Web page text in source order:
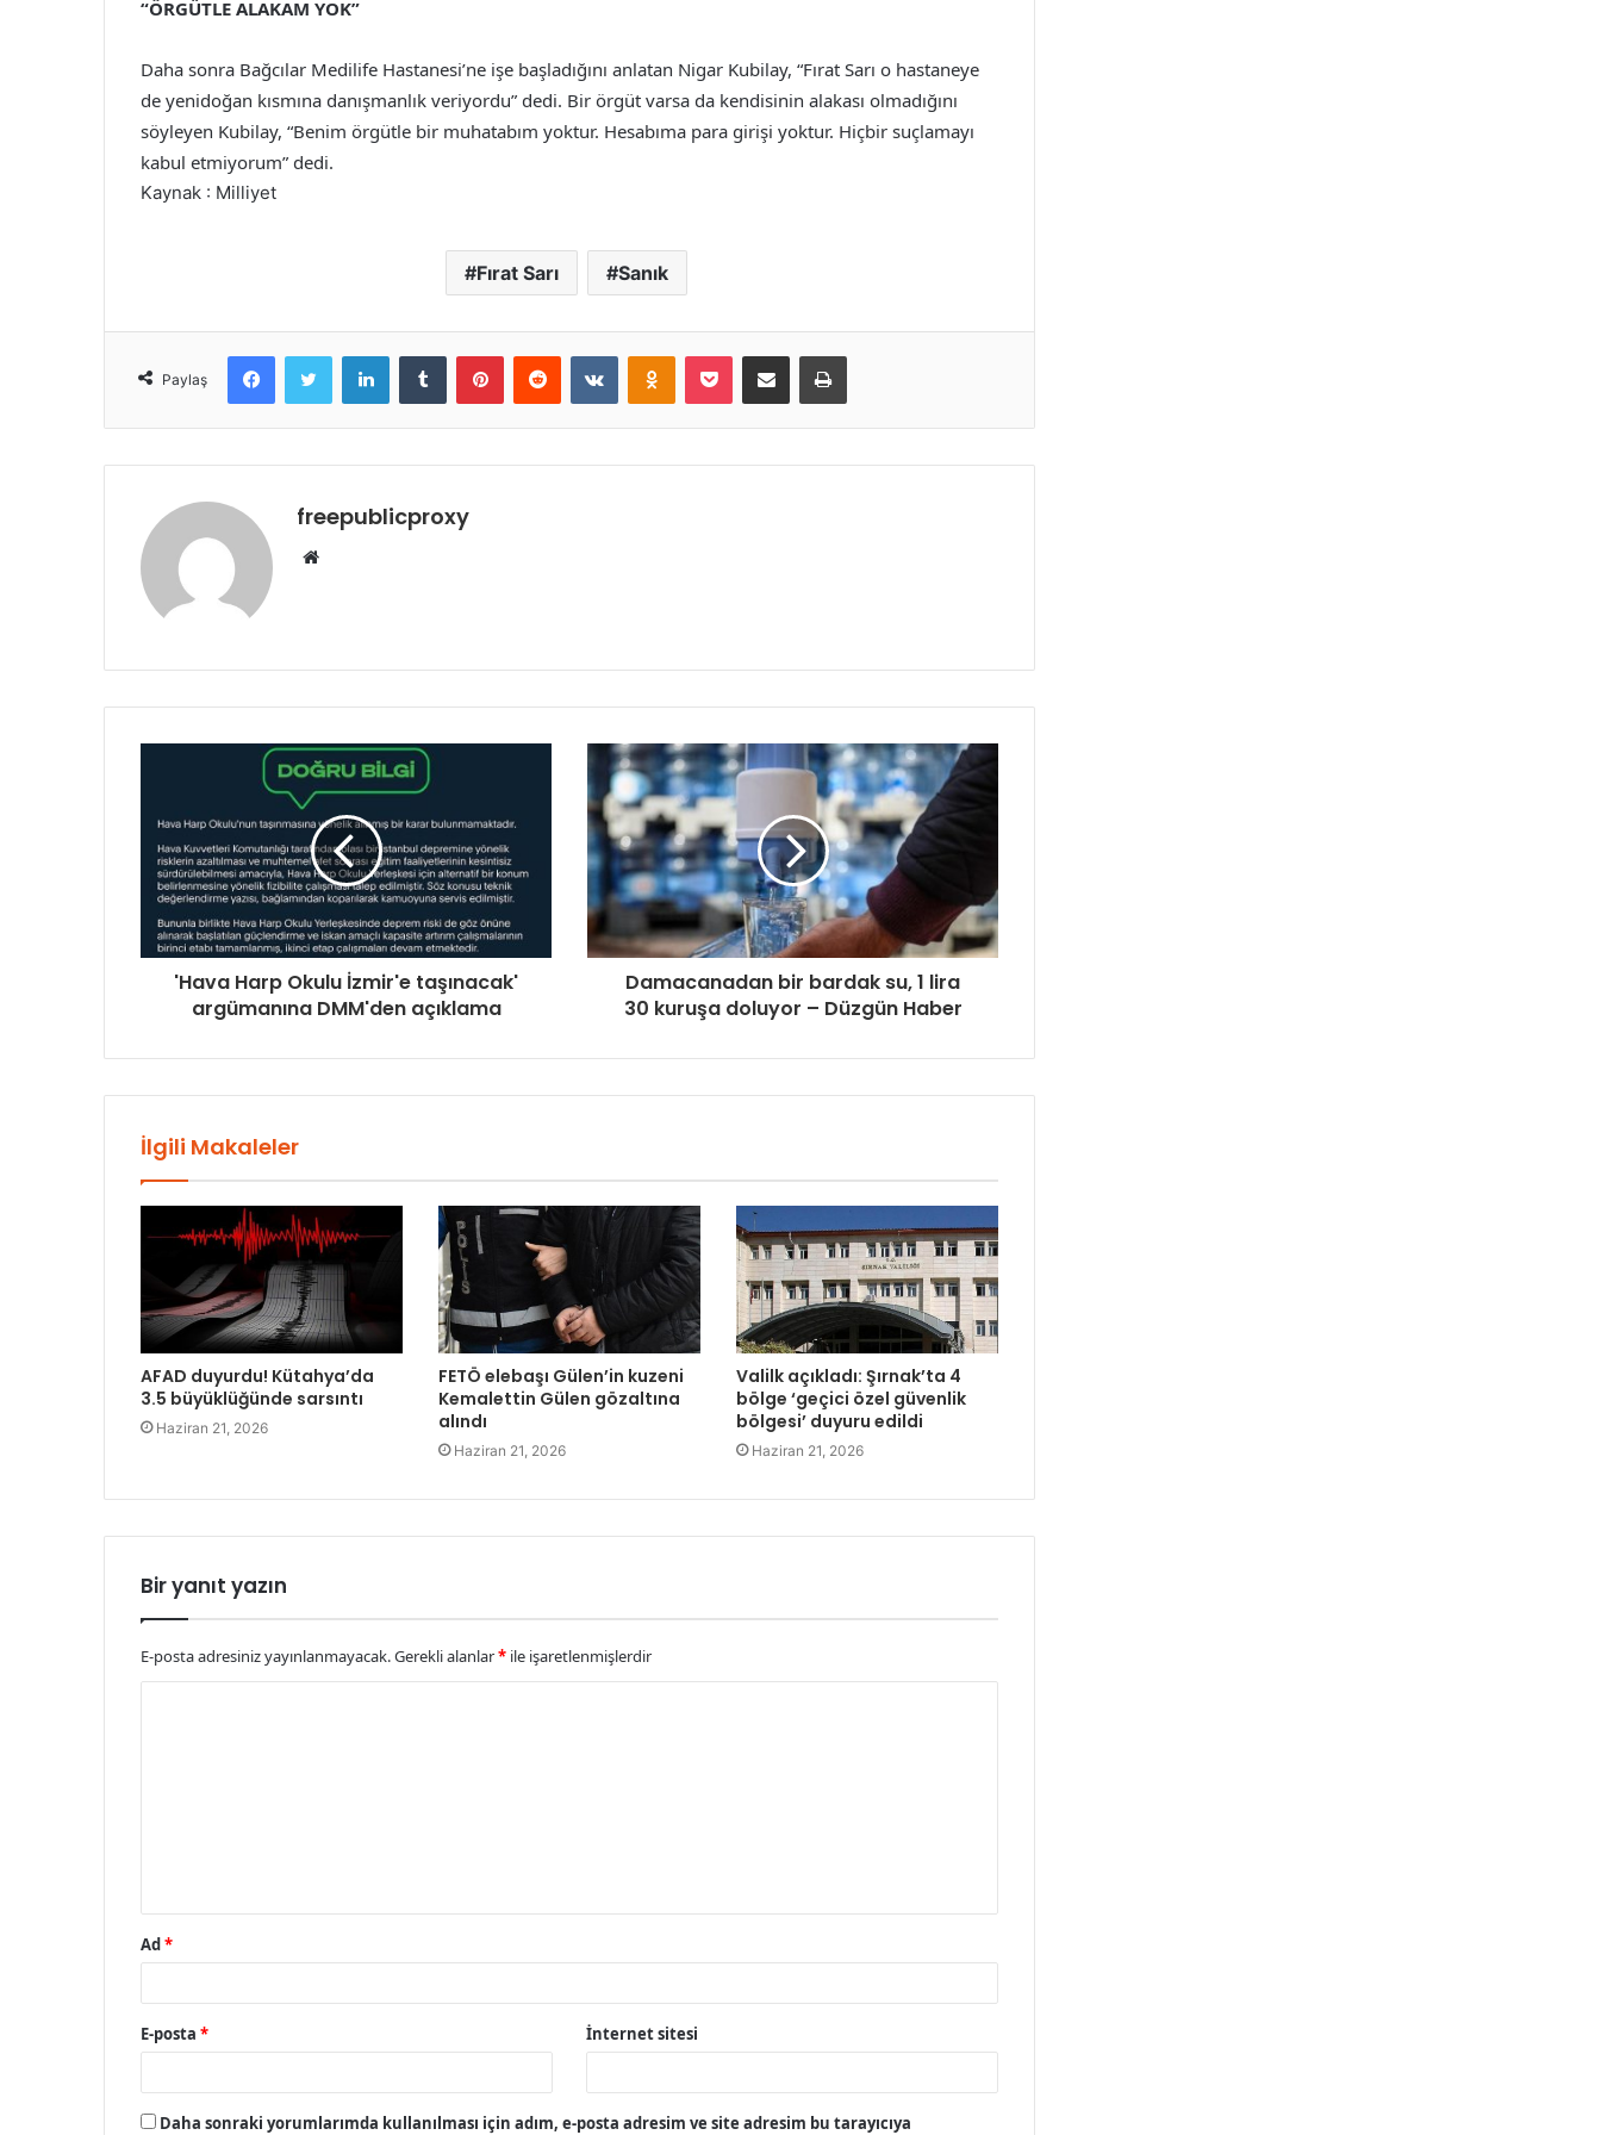
“ÖRGÜTLE ALAKAM YOK”
Daha sonra Bağcılar Medilife Hastanesi’ne işe başladığını anlatan Nigar Kubilay, “Fırat Sarı o hastaneye
de yenidoğan kısmına danışmanlık veriyordu” dedi. Bir örgüt varsa da kendisinin alakası olmadığını
söyleyen Kubilay, “Benim örgütle bir muhatabım yoktur. Hesabıma para girişi yoktur. Hiçbir suçlamayı
kabul etmiyorum” dedi.
Kaynak : Milliyet
Fırat Sarı Sanık
Paylaş
FacebookTwitter LinkedInTumblr PinterestReddit VKontakteOdnoklassniki
Pocket E-Posta ile paylaş Yazdır
freepublicproxy
Web
'Hava Harp Okulu İzmir'e taşınacak'
argümanına DMM'den açıklama
Damacanadan bir bardak su, 1 lira
30 kuruşa doluyor – Düzgün Haber
İlgili Makaleler
AFAD duyurdu! Kütahya’da
3.5 büyüklüğünde sarsıntı
Haziran 21, 2026
FETÖ elebaşı Gülen’in kuzeni
Kemalettin Gülen gözaltına
alındı
Haziran 21, 2026
Valilk açıkladı: Şırnak’ta 4
bölge ‘geçici özel güvenlik
bölgesi’ duyuru edildi
Haziran 21, 2026
Bir yanıt yazın
E-posta adresiniz yayınlanmayacak.Gerekli alanlar* ile işaretlenmişlerdir
Ad *
E-posta * İnternet sitesi
Daha sonraki yorumlarımda kullanılması için adım, e-posta adresim ve site adresim bu tarayıcıya